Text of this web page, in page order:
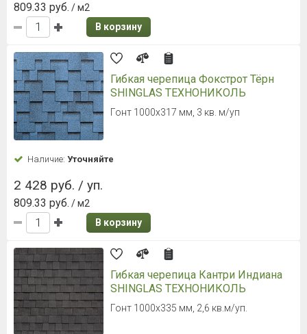
809.33 руб. / м2
В корзину
Гибкая черепица Фокстрот Тёрн
SHINGLAS ТЕХНОНИКОЛЬ
Гонт 1000х317 мм, 3 кв. м/уп
Наличие: Уточняйте
2 428 руб. / уп.
809.33 руб. / м2
В корзину
Гибкая черепица Кантри Индиана
SHINGLAS ТЕХНОНИКОЛЬ
Гонт 1000х335 мм, 2,6 кв.м/уп.